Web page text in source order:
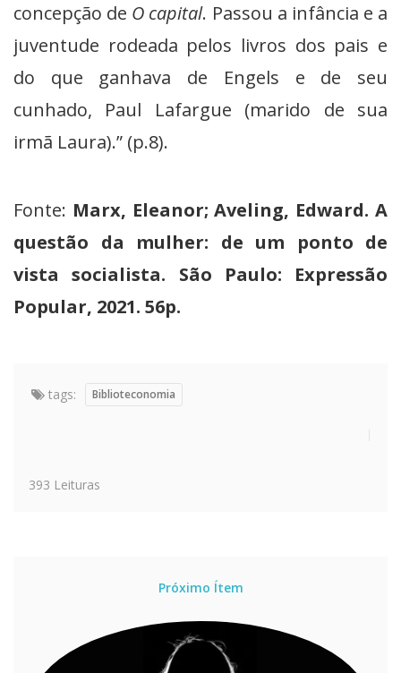
concepção de O capital. Passou a infância e a
juventude rodeada pelos livros dos pais e
do que ganhava de Engels e de seu
cunhado, Paul Lafargue (marido de sua
irmã Laura).” (p.8).
Fonte: Marx, Eleanor; Aveling, Edward. A
questão da mulher: de um ponto de
vista socialista. São Paulo: Expressão
Popular, 2021. 56p.
tags: Biblioteconomia
393 Leituras
Próximo Ítem